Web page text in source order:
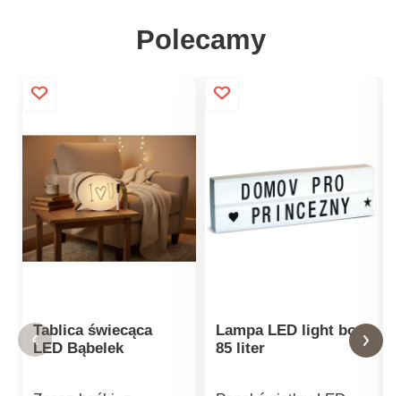
Polecamy
Tablica świecąca
LED Bąbelek
Lampa LED light box
85 liter